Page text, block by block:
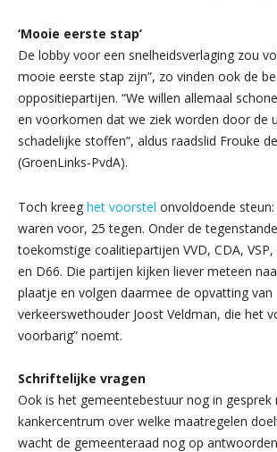
‘Mooie eerste stap’
De lobby voor een snelheidsverlaging zou
mooie eerste stap zijn”, zo vinden ook de
oppositiepartijen. “We willen allemaal
en voorkomen dat we ziek worden door de
schadelijke stoffen”, aldus raadslid Frouke
(GroenLinks-PvdA).
Toch kreeg het voorstel onvoldoende
waren voor, 25 tegen. Onder de
toekomstige coalitiepartijen VVD, CDA, VSP,
en D66. Die partijen kijken liever meteen
plaatje en volgen daarmee de opvatting van
verkeerswethouder Joost Veldman, die het
voorbarig” noemt.
Schriftelijke vragen
Ook is het gemeentebestuur nog in
kankercentrum over welke maatregelen
wacht de gemeenteraad nog op